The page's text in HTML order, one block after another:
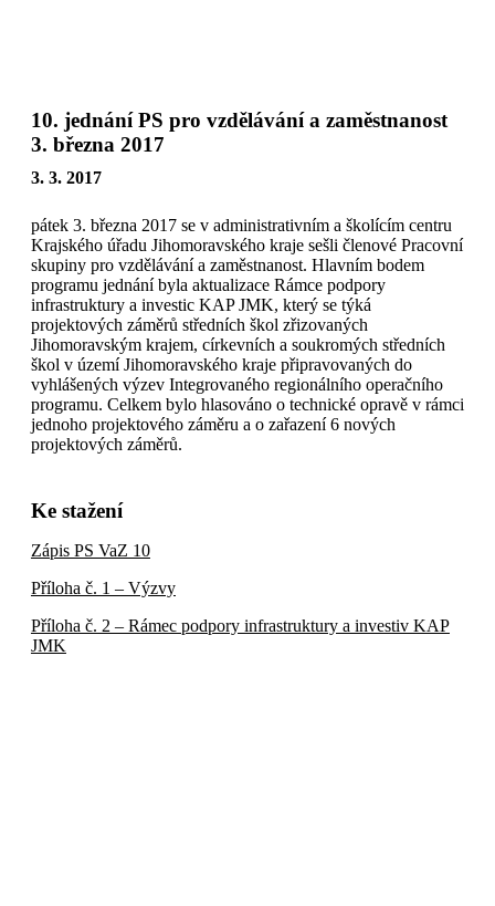
10. jednání PS pro vzdělávání a zaměstnanost
3. března 2017
3. 3. 2017
pátek 3. března 2017 se v administrativním a školícím centru
Krajského úřadu Jihomoravského kraje sešli členové Pracovní
skupiny pro vzdělávání a zaměstnanost. Hlavním bodem
programu jednání byla aktualizace Rámce podpory
infrastruktury a investic KAP JMK, který se týká
projektových záměrů středních škol zřizovaných
Jihomoravským krajem, církevních a soukromých středních
škol v území Jihomoravského kraje připravovaných do
vyhlášených výzev Integrovaného regionálního operačního
programu. Celkem bylo hlasováno o technické opravě v rámci
jednoho projektového záměru a o zařazení 6 nových
projektových záměrů.
Ke stažení
Zápis PS VaZ 10
Příloha č. 1 – Výzvy
Příloha č. 2 – Rámec podpory infrastruktury a investiv KAP
JMK